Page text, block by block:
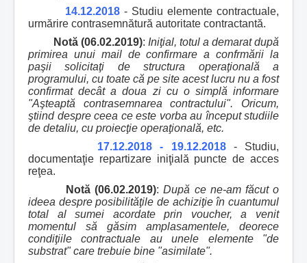
14.12.2018 - Studiu elemente contractuale,
urmărire contrasemnătură autoritate contractantă.
Notă (06.02.2019): Iniţial, totul a demarat după
primirea unui mail de confirmare a confrmării la
paşii solicitaţi de structura operaţională a
programului, cu toate că pe site acest lucru nu a fost
confirmat decât a doua zi cu o simplă informare
"Aşteaptă contrasemnarea contractului". Oricum,
ştiind despre ceea ce este vorba au început studiile
de detaliu, cu proiecţie operaţională, etc.
17.12.2018 - 19.12.2018- Studiu,
documentaţie repartizare iniţială puncte de acces
reţea.
Notă (06.02.2019):După ce ne-am făcut o
ideea despre posibilităţile de achiziţie în cuantumul
total al sumei acordate prin voucher, a venit
momentul să găsim amplasamentele, deorece
condiţiile contractuale au unele elemente "de
substrat" care trebuie bine "asimilate".